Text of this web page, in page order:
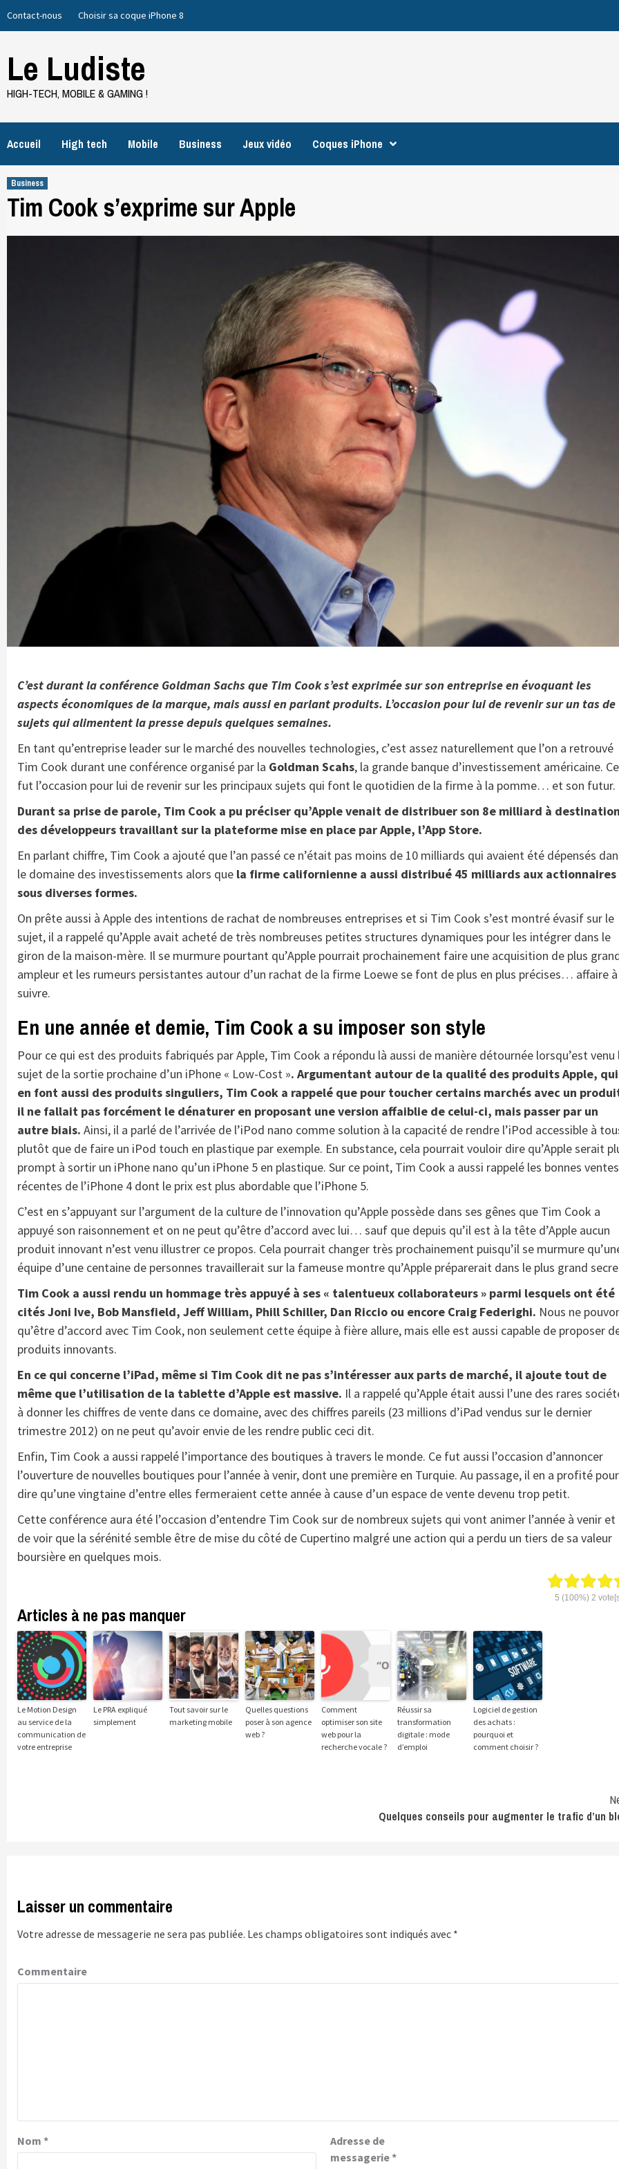
Contact-nous Choisir sa coque iPhone 8
Le Ludiste
HIGH-TECH, MOBILE & GAMING !
Accueil High tech Mobile Business Jeux vidéo Coques iPhone
Business
Tim Cook s’exprime sur Apple
C’est durant la conférence Goldman Sachs que Tim Cook s’est exprimée sur son entreprise en évoquant les
aspects économiques de la marque, mais aussi en parlant produits. L’occasion pour lui de revenir sur un tas de
sujets qui alimentent la presse depuis quelques semaines.
En tant qu’entreprise leader sur le marché des nouvelles technologies, c’est assez naturellement que l’on a retrouvé
Tim Cook durant une conférence organisé par la Goldman Scahs, la grande banque d’investissement américaine. Ce
fut l’occasion pour lui de revenir sur les principaux sujets qui font le quotidien de la firme à la pomme… et son futur.
Durant sa prise de parole, Tim Cook a pu préciser qu’Apple venait de distribuer son 8e milliard à destination
des développeurs travaillant sur la plateforme mise en place par Apple, l’App Store.
En parlant chiffre, Tim Cook a ajouté que l’an passé ce n’était pas moins de 10 milliards qui avaient été dépensés
le domaine des investissements alors que la firme californienne a aussi distribué 45 milliards aux actionnaires
sous diverses formes.
On prête aussi à Apple des intentions de rachat de nombreuses entreprises et si Tim Cook s’est montré évasif sur le
sujet, il a rappelé qu’Apple avait acheté de très nombreuses petites structures dynamiques pour les intégrer dans le
giron de la maison-mère. Il se murmure pourtant qu’Apple pourrait prochainement faire une acquisition de plus
ampleur et les rumeurs persistantes autour d’un rachat de la firme Loewe se font de plus en plus précises… affaire à
suivre.
En une année et demie, Tim Cook a su imposer son style
Pour ce qui est des produits fabriqués par Apple, Tim Cook a répondu là aussi de manière détournée lorsqu’est venu
sujet de la sortie prochaine d’un iPhone « Low-Cost ». Argumentant autour de la qualité des produits Apple, qui
en font aussi des produits singuliers, Tim Cook a rappelé que pour toucher certains marchés avec un
il ne fallait pas forcément le dénaturer en proposant une version affaiblie de celui-ci, mais passer par un
autre biais. Ainsi, il a parlé de l’arrivée de l’iPod nano comme solution à la capacité de rendre l’iPod accessible à
plutôt que de faire un iPod touch en plastique par exemple. En substance, cela pourrait vouloir dire qu’Apple serait
prompt à sortir un iPhone nano qu’un iPhone 5 en plastique. Sur ce point, Tim Cook a aussi rappelé les bonnes ventes
récentes de l’iPhone 4 dont le prix est plus abordable que l’iPhone 5.
C’est en s’appuyant sur l’argument de la culture de l’innovation qu’Apple possède dans ses gênes que Tim Cook a
appuyé son raisonnement et on ne peut qu’être d’accord avec lui… sauf que depuis qu’il est à la tête d’Apple aucun
produit innovant n’est venu illustrer ce propos. Cela pourrait changer très prochainement puisqu’il se murmure
équipe d’une centaine de personnes travaillerait sur la fameuse montre qu’Apple préparerait dans le plus grand
Tim Cook a aussi rendu un hommage très appuyé à ses « talentueux collaborateurs » parmi lesquels ont été
cités Joni Ive, Bob Mansfield, Jeff William, Phill Schiller, Dan Riccio ou encore Craig Federighi. Nous ne
qu’être d’accord avec Tim Cook, non seulement cette équipe à fière allure, mais elle est aussi capable de proposer
produits innovants.
En ce qui concerne l’iPad, même si Tim Cook dit ne pas s’intéresser aux parts de marché, il ajoute tout de
même que l’utilisation de la tablette d’Apple est massive. Il a rappelé qu’Apple était aussi l’une des rares
à donner les chiffres de vente dans ce domaine, avec des chiffres pareils (23 millions d’iPad vendus sur le dernier
trimestre 2012) on ne peut qu’avoir envie de les rendre public ceci dit.
Enfin, Tim Cook a aussi rappelé l’importance des boutiques à travers le monde. Ce fut aussi l’occasion d’annoncer
l’ouverture de nouvelles boutiques pour l’année à venir, dont une première en Turquie. Au passage, il en a profité pour
dire qu’une vingtaine d’entre elles fermeraient cette année à cause d’un espace de vente devenu trop petit.
Cette conférence aura été l’occasion d’entendre Tim Cook sur de nombreux sujets qui vont animer l’année à venir et
de voir que la sérénité semble être de mise du côté de Cupertino malgré une action qui a perdu un tiers de sa valeur
boursière en quelques mois.
5 (100%) 2
Articles à ne pas manquer
Le Motion Design
au service de la
communication de
votre entreprise
Le PRA expliqué
simplement
Tout savoir sur le
marketing mobile
Quelles questions
poser à son agence
web ?
Comment
optimiser son site
web pour la
recherche vocale ?
Réussir sa
transformation
digitale : mode
d’emploi
Logiciel de gestion
des achats :
pourquoi et
comment choisir ?
Quelques conseils pour augmenter le trafic d’un
Laisser un commentaire
Votre adresse de messagerie ne sera pas publiée. Les champs obligatoires sont indiqués avec *
Commentaire
Nom *
Adresse de
messagerie*